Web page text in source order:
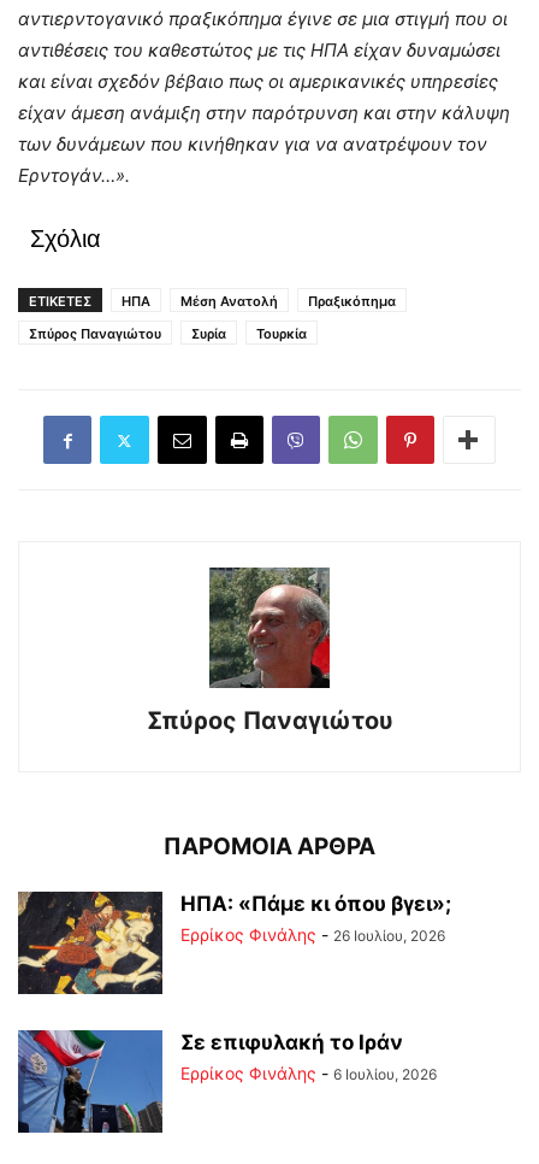
αντιερντογανικό πραξικόπημα έγινε σε μια στιγμή που οι
αντιθέσεις του καθεστώτος με τις ΗΠΑ είχαν δυναμώσει
και είναι σχεδόν βέβαιο πως οι αμερικανικές υπηρεσίες
είχαν άμεση ανάμιξη στην παρότρυνση και στην κάλυψη
των δυνάμεων που κινήθηκαν για να ανατρέψουν τον
Ερντογάν…».
Σχόλια
ΕΤΙΚΕΤΕΣ ΗΠΑ Μέση Ανατολή
Πραξικόπημα
Σπύρος Παναγιώτου
Συρία Τουρκία
Σπύρος Παναγιώτου
ΠΑΡΟΜΟΙΑ ΑΡΘΡΑ
ΗΠΑ: «Πάμε κι όπου βγει»;
Ερρίκος Φινάλης - 26 Ιουλίου, 2026
Σε επιφυλακή το Ιράν
Ερρίκος Φινάλης - 6 Ιουλίου, 2026